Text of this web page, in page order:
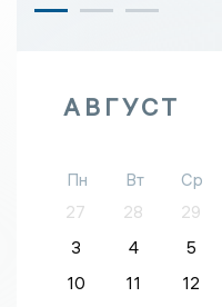
АВГУСТ
Пн Вт Ср
27
28 29
3
4 5
10
11 12